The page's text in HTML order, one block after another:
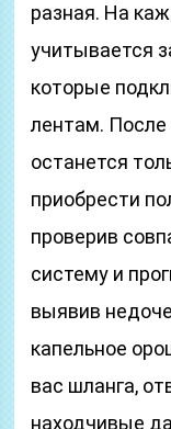
разная. На
учитывается
которые
лентам. После
останется
приобрести
проверив
систему и
выявив
капельное
вас шланга,
находчивые